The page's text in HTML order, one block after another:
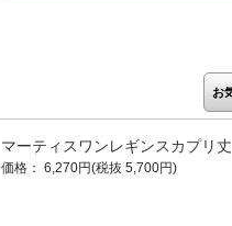
マーティスワンレギンスカプリ丈
価格： 6,270円(税抜 5,700円)